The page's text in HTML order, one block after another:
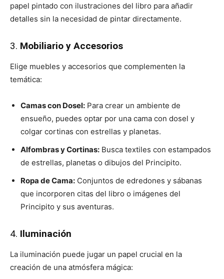
papel pintado con ilustraciones del libro para añadir
detalles sin la necesidad de pintar directamente.
3. Mobiliario y Accesorios
Elige muebles y accesorios que complementen la
temática:
Camas con Dosel: Para crear un ambiente de
ensueño, puedes optar por una cama con dosel y
colgar cortinas con estrellas y planetas.
Alfombras y Cortinas: Busca textiles con estampados
de estrellas, planetas o dibujos del Principito.
Ropa de Cama: Conjuntos de edredones y sábanas
que incorporen citas del libro o imágenes del
Principito y sus aventuras.
4. Iluminación
La iluminación puede jugar un papel crucial en la
creación de una atmósfera mágica: